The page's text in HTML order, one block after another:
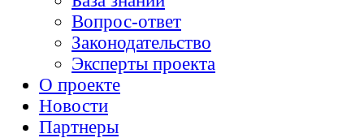
Вопрос-ответ
Законодательство
Эксперты проекта
О проекте
Новости
Партнеры